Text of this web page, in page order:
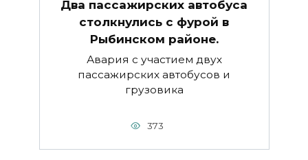
Два пассажирских автобуса
столкнулись с фурой в
Рыбинском районе.
Авария с участием двух
пассажирских автобусов и
грузовика
373